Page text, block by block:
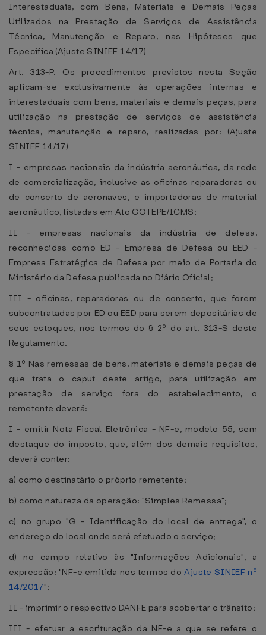
Interestaduais, com Bens, Materiais e Demais Peças
Utilizados na Prestação de Serviços de Assistência
Técnica, Manutenção e Reparo, nas Hipóteses que
Especifica (Ajuste SINIEF 14/17)
Art. 313-P. Os procedimentos previstos nesta Seção
aplicam-se exclusivamente às operações internas e
interestaduais com bens, materiais e demais peças, para
utilização na prestação de serviços de assistência
técnica, manutenção e reparo, realizadas por: (Ajuste
SINIEF 14/17)
I - empresas nacionais da indústria aeronáutica, da rede
de comercialização, inclusive as oficinas reparadoras ou
de conserto de aeronaves, e importadoras de material
aeronáutico, listadas em Ato COTEPE/ICMS;
II - empresas nacionais da indústria de defesa,
reconhecidas como ED - Empresa de Defesa ou EED -
Empresa Estratégica de Defesa por meio de Portaria do
Ministério da Defesa publicada no Diário Oficial;
III - oficinas, reparadoras ou de conserto, que forem
subcontratadas por ED ou EED para serem depositárias de
seus estoques, nos termos do § 2º do art. 313-S deste
Regulamento.
§ 1º Nas remessas de bens, materiais e demais peças de
que trata o caput deste artigo, para utilização em
prestação de serviço fora do estabelecimento, o
remetente deverá:
I - emitir Nota Fiscal Eletrônica - NF-e, modelo 55, sem
destaque do imposto, que, além dos demais requisitos,
deverá conter:
a) como destinatário o próprio remetente;
b) como natureza da operação: "Simples Remessa";
c) no grupo "G - Identificação do local de entrega", o
endereço do local onde será efetuado o serviço;
d) no campo relativo às "Informações Adicionais", a
expressão: "NF-e emitida nos termos doAjuste SINIEF nº
14/2017";
II - imprimir o respectivo DANFE para acobertar o trânsito;
III - efetuar a escrituração da NF-e a que se refere o